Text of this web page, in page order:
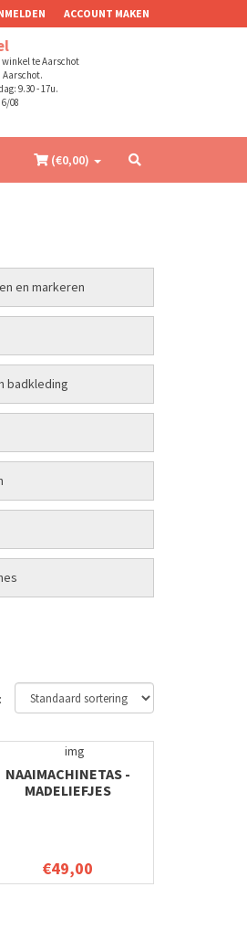
ACCOUNT MAKEN
winkel te Aarschot
Aarschot.
9.30 - 17u.
08
(€0,00)
en markeren
badkleding
NAAIMACHINETAS -
MADELIEFJES
€49,00